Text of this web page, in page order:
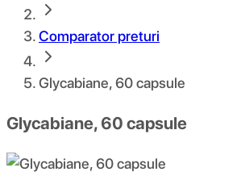
Comparator preturi
Glycabiane, 60 capsule
Glycabiane, 60 capsule